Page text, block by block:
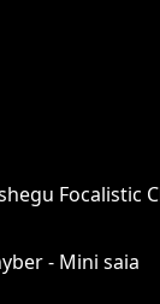
Focalistic
- Mini saia